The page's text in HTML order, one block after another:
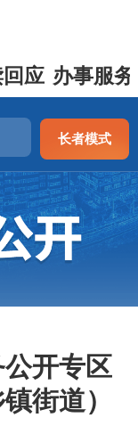
应 办事服务
长者模式
开专区
街道）